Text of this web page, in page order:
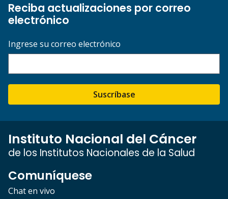
Reciba actualizaciones por correo
electrónico
Ingrese su correo electrónico
Suscríbase
Instituto Nacional del Cáncer
de los Institutos Nacionales de la Salud
Comuníquese
Chat en vivo